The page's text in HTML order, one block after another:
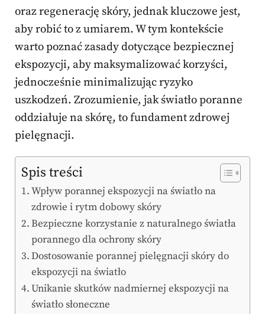
oraz regenerację skóry, jednak kluczowe jest,
aby robić to z umiarem. W tym kontekście
warto poznać zasady dotyczące bezpiecznej
ekspozycji, aby maksymalizować korzyści,
jednocześnie minimalizując ryzyko
uszkodzeń. Zrozumienie, jak światło poranne
oddziałuje na skórę, to fundament zdrowej
pielęgnacji.
Spis treści
Wpływ porannej ekspozycji na światło na
zdrowie i rytm dobowy skóry
Bezpieczne korzystanie z naturalnego światła
porannego dla ochrony skóry
Dostosowanie porannej pielęgnacji skóry do
ekspozycji na światło
Unikanie skutków nadmiernej ekspozycji na
światło słoneczne